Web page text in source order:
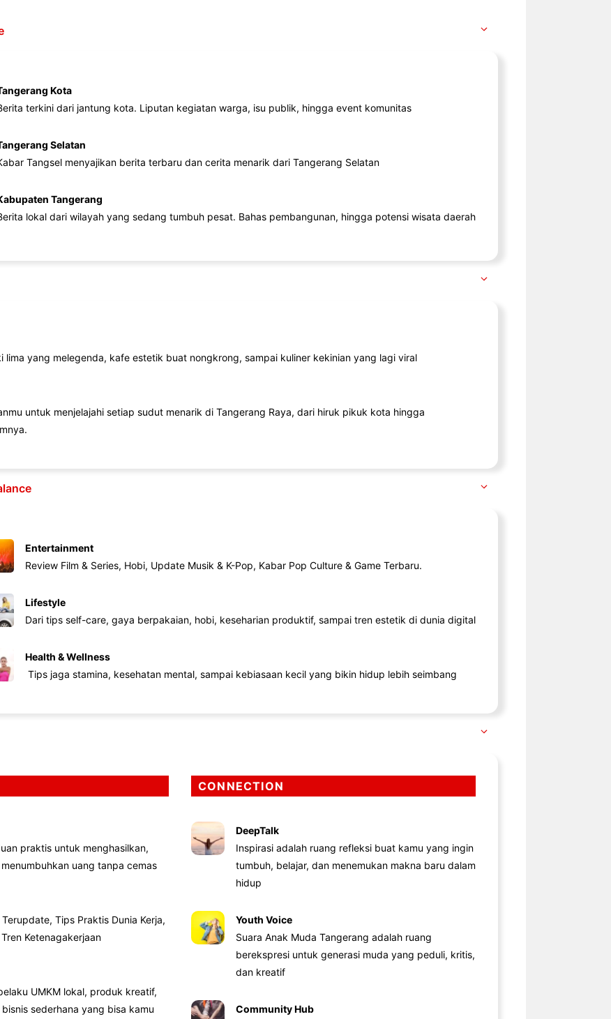
Kota
terkini dari jantung kota. Liputan kegiatan warga, isu publik, hingga event komunitas
Selatan
Tangsel menyajikan berita terbaru dan cerita menarik dari Tangerang Selatan
Tangerang
lokal dari wilayah yang sedang tumbuh pesat. Bahas pembangunan, hingga potensi wisata daerah
lima yang melegenda, kafe estetik buat nongkrong, sampai kuliner kekinian yang lagi viral
untuk menjelajahi setiap sudut menarik di Tangerang Raya, dari hiruk pikuk kota hingga
Entertainment
Review Film & Series, Hobi, Update Musik & K-Pop, Kabar Pop Culture & Game Terbaru.
Lifestyle
Dari tips self-care, gaya berpakaian, hobi, keseharian produktif, sampai tren estetik di dunia digital
Health & Wellness
Tips jaga stamina, kesehatan mental, sampai kebiasaan kecil yang bikin hidup lebih seimbang
praktis untuk menghasilkan,
uang tanpa cemas
Tips Praktis Dunia Kerja,
Ketenagakerjaan
UMKM lokal, produk kreatif,
sederhana yang bisa kamu
CONNECTION
DeepTalk
Inspirasi adalah ruang refleksi buat kamu yang ingin
tumbuh, belajar, dan menemukan makna baru dalam
hidup
Youth Voice
Suara Anak Muda Tangerang adalah ruang
berekspresi untuk generasi muda yang peduli, kritis,
dan kreatif
Community Hub